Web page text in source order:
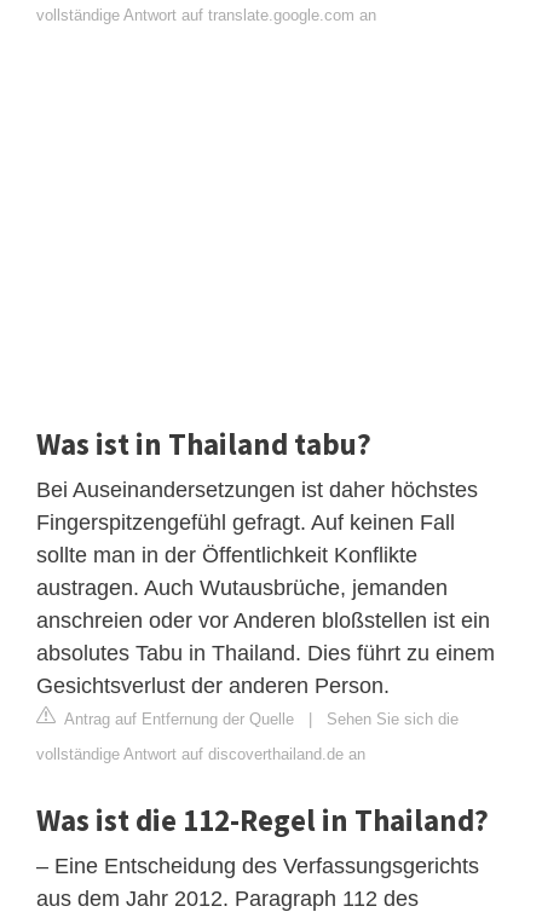
vollständige Antwort auf translate.google.com an
Was ist in Thailand tabu?
Bei Auseinandersetzungen ist daher höchstes
Fingerspitzengefühl gefragt. Auf keinen Fall
sollte man in der Öffentlichkeit Konflikte
austragen. Auch Wutausbrüche, jemanden
anschreien oder vor Anderen bloßstellen ist ein
absolutes Tabu in Thailand. Dies führt zu einem
Gesichtsverlust der anderen Person.
Antrag auf Entfernung der Quelle | Sehen Sie sich die
vollständige Antwort auf discoverthailand.de an
Was ist die 112-Regel in Thailand?
– Eine Entscheidung des Verfassungsgerichts
aus dem Jahr 2012. Paragraph 112 des